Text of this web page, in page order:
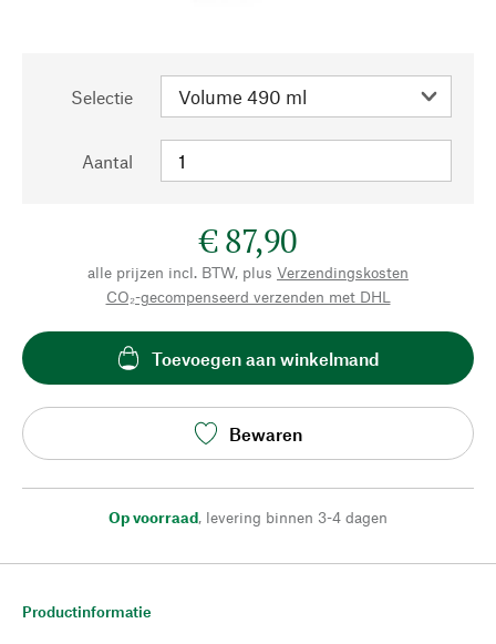
Selectie
Aantal
€ 87,90
alle prijzen incl. BTW, plus Verzendingskosten
CO₂-gecompenseerd verzenden met DHL
Toevoegen aan winkelmand
Bewaren
Op voorraad, levering binnen 3-4 dagen
Productinformatie